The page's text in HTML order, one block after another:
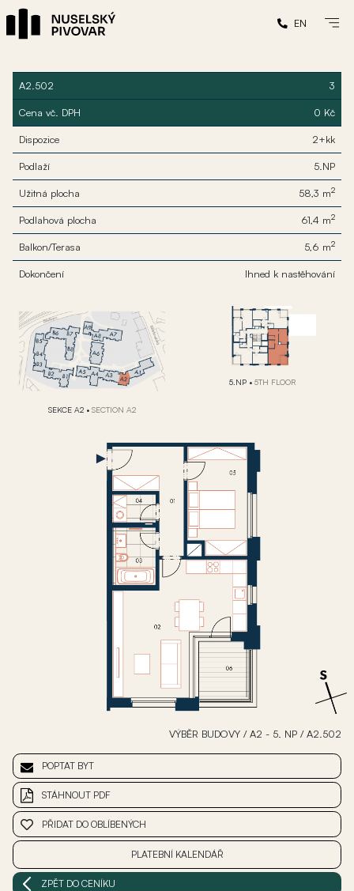
EN
A2.502 3
Cena vč. DPH 0 Kč
Dispozice 2+kk
Podlaží 5.NP
Užitná plocha 58,3 m2
Podlahová plocha 61,4 m2
Balkon/Terasa 5,6 m2
Dokončení Ihned k nastěhování
SEKCE A2 • SECTION A2
5.NP • 5TH FLOOR
VÝBĚR BUDOVY / A2 - 5. NP / A2.502
POPTAT BYT
STÁHNOUT PDF
PŘIDAT DO OBLÍBENÝCH
PLATEBNÍ KALENDÁŘ
ZPĚT DO CENÍKU